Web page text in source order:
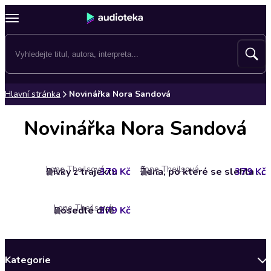
Hlavní stránka Novinářka Nora Sandová
Novinářka Nora Sandová
Dívky z trajektu
Lone Theilsová
4.9 379 Kč Žena, po které se slehla zem
Lone Theilsová
4.5 379 Kč
Posedlé dítě
Lone Theilsová
5 379 Kč
Kategorie